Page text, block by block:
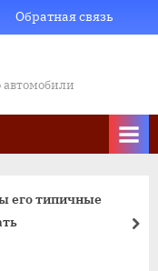
Обратная связь
его типичные